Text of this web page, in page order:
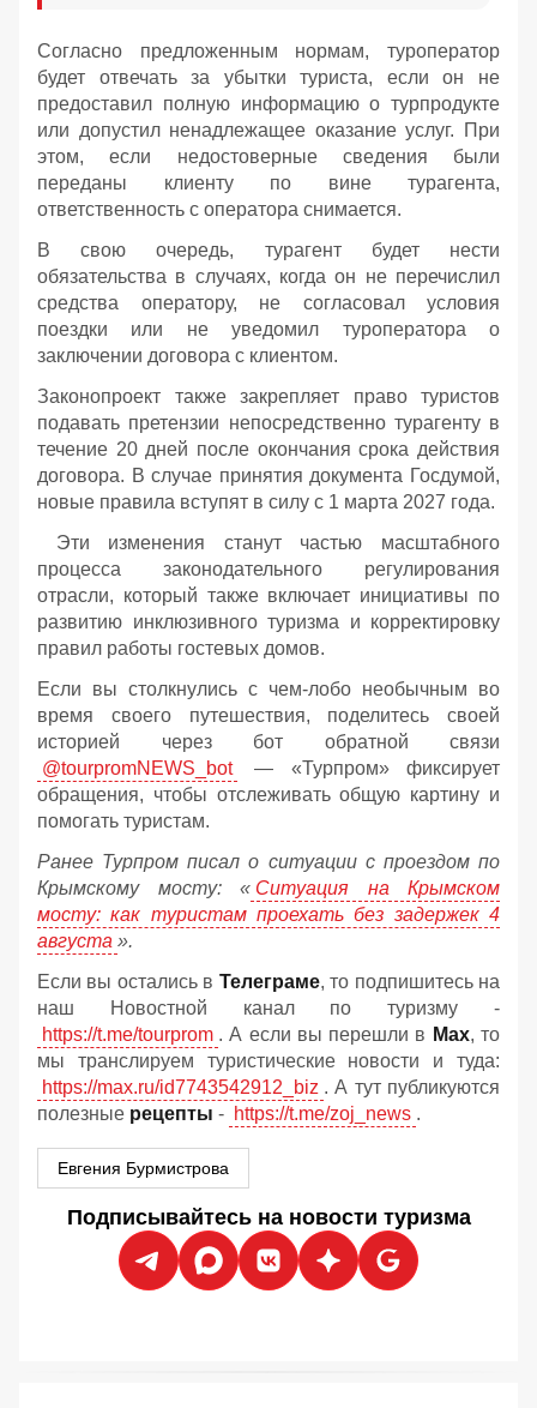
Согласно предложенным нормам, туроператор
будет отвечать за убытки туриста, если он не
предоставил полную информацию о турпродукте
или допустил ненадлежащее оказание услуг. При
этом, если недостоверные сведения были
переданы клиенту по вине турагента,
ответственность с оператора снимается.
В свою очередь, турагент будет нести
обязательства в случаях, когда он не перечислил
средства оператору, не согласовал условия
поездки или не уведомил туроператора о
заключении договора с клиентом.
Законопроект также закрепляет право туристов
подавать претензии непосредственно турагенту в
течение 20 дней после окончания срока действия
договора. В случае принятия документа Госдумой,
новые правила вступят в силу с 1 марта 2027 года.
Эти изменения станут частью масштабного
процесса законодательного регулирования
отрасли, который также включает инициативы по
развитию инклюзивного туризма и корректировку
правил работы гостевых домов.
Если вы столкнулись с чем-лобо необычным во
время своего путешествия, поделитесь своей
историей через бот обратной связи
@tourpromNEWS_bot
— «Турпром» фиксирует
обращения, чтобы отслеживать общую картину и
помогать туристам.
Ранее Турпром писал о ситуации с проездом по
Крымскому мосту: « Ситуация на Крымском
мосту: как туристам проехать без задержек 4
августа ».
Если вы остались в Телеграме, то подпишитесь на
наш Новостной канал по туризму -
https://t.me/tourprom . А если вы перешли в Мах, то
мы транслируем туристические новости и туда:
https://max.ru/id7743542912_biz . А тут публикуются
полезные рецепты - https://t.me/zoj_news .
Евгения Бурмистрова
Подписывайтесь на новости туризма